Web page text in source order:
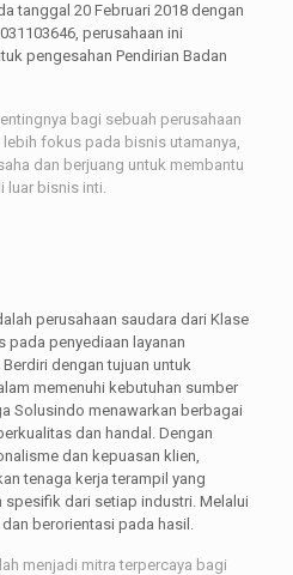
tanggal 20 Februari 2018 dengan
perusahaan ini
pengesahan Pendirian Badan
bagi sebuah perusahaan
fokus pada bisnis utamanya,
dan berjuang untuk membantu
luar bisnis inti.
perusahaan saudara dari Klase
pada penyediaan layanan
dengan tujuan untuk
memenuhi kebutuhan sumber
Solusindo menawarkan berbagai
dan handal. Dengan
dan kepuasan klien,
tenaga kerja terampil yang
spesifik dari setiap industri. Melalui
berorientasi pada hasil.
menjadi mitra terpercaya bagi